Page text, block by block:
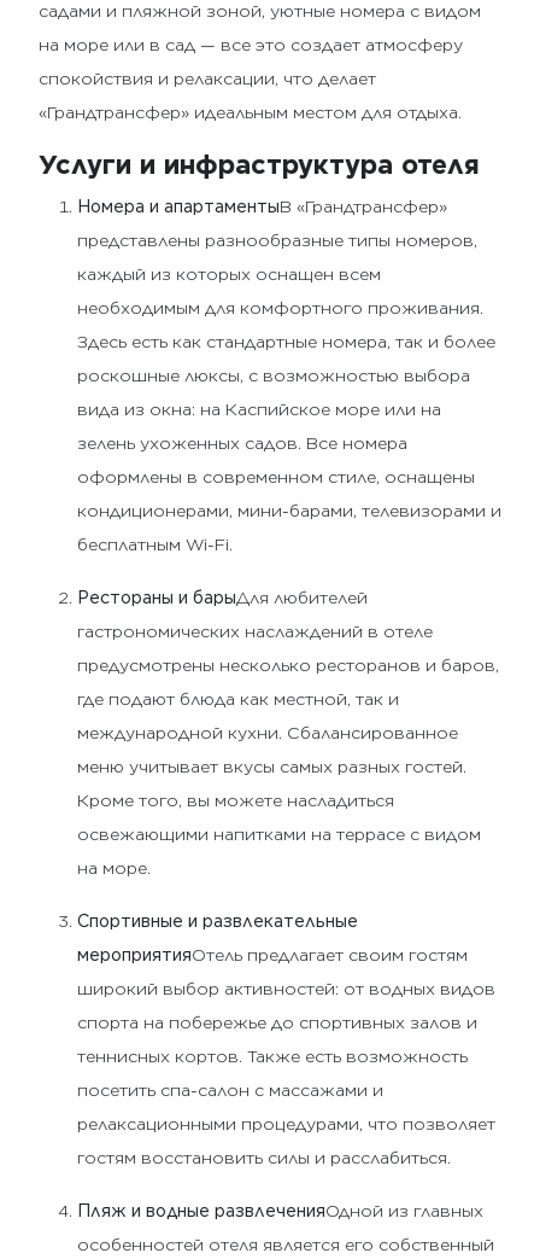
садами и пляжной зоной, уютные номера с видом
на море или в сад — все это создает атмосферу
спокойствия и релаксации, что делает
«Грандтрансфер» идеальным местом для отдыха.
Услуги и инфраструктура отеля
Номера и апартаментыВ «Грандтрансфер»
представлены разнообразные типы номеров,
каждый из которых оснащен всем
необходимым для комфортного проживания.
Здесь есть как стандартные номера, так и более
роскошные люксы, с возможностью выбора
вида из окна: на Каспийское море или на
зелень ухоженных садов. Все номера
оформлены в современном стиле, оснащены
кондиционерами, мини-барами, телевизорами и
бесплатным Wi-Fi.
Рестораны и барыДля любителей
гастрономических наслаждений в отеле
предусмотрены несколько ресторанов и баров,
где подают блюда как местной, так и
международной кухни. Сбалансированное
меню учитывает вкусы самых разных гостей.
Кроме того, вы можете насладиться
освежающими напитками на террасе с видом
на море.
Спортивные и развлекательные
мероприятияОтель предлагает своим гостям
широкий выбор активностей: от водных видов
спорта на побережье до спортивных залов и
теннисных кортов. Также есть возможность
посетить спа-салон с массажами и
релаксационными процедурами, что позволяет
гостям восстановить силы и расслабиться.
Пляж и водные развлеченияОдной из главных
особенностей отеля является его собственный